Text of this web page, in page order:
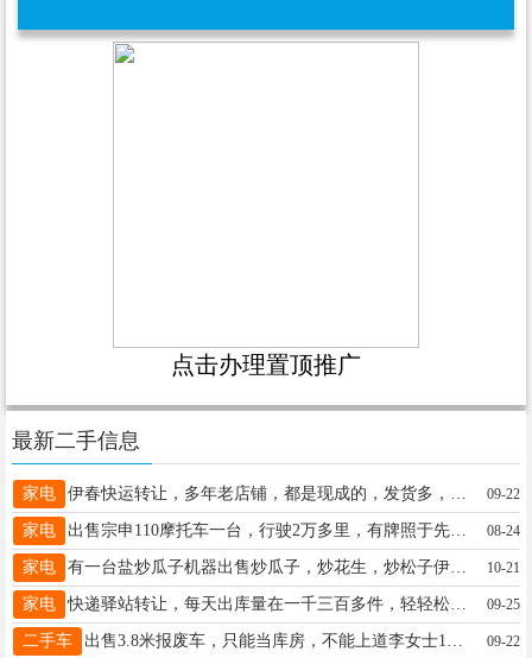
点击办理置顶推广
最新二手信息
家电 09-22
家电 出售宗申110摩托车一台，行驶2万多里，有牌照于先生13846658750 08-24
家电 有一台盐炒瓜子机器出售炒瓜子，炒花生，炒松子伊春一共二台有需要的联系占地空间易于打理王先生13846607867 10-21
家电 快递驿站转让，每天出库量在一千三百多件，轻轻松松当老板陈敏13352585997 09-25
二手车 09-22